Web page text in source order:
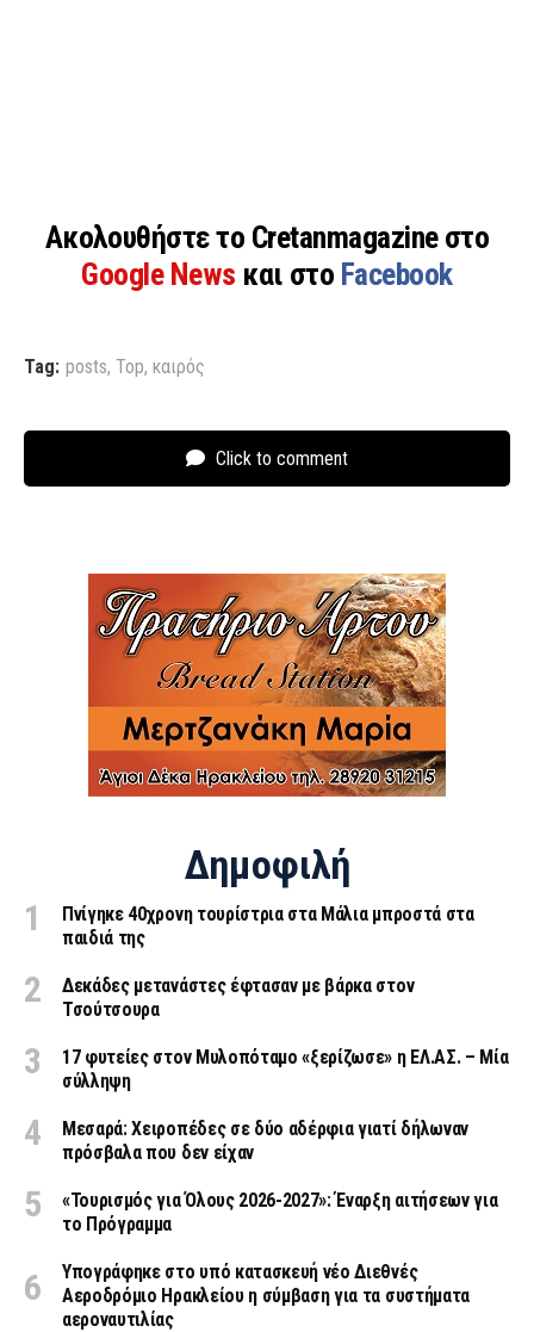
Ακολουθήστε το Cretanmagazine στο
Google News και στο Facebook
Tag: posts, Top, καιρός
Click to comment
Δημοφιλή
Πνίγηκε 40χρονη τουρίστρια στα Μάλια μπροστά στα
παιδιά της
Δεκάδες μετανάστες έφτασαν με βάρκα στον
Τσούτσουρα
17 φυτείες στον Μυλοπόταμο «ξερίζωσε» η ΕΛ.ΑΣ. – Μία
σύλληψη
Μεσαρά: Χειροπέδες σε δύο αδέρφια γιατί δήλωναν
πρόσβαλα που δεν είχαν
«Τουρισμός για Όλους 2026-2027»: Έναρξη αιτήσεων για
το Πρόγραμμα
Υπογράφηκε στο υπό κατασκευή νέο Διεθνές
Αεροδρόμιο Ηρακλείου η σύμβαση για τα συστήματα
αεροναυτιλίας